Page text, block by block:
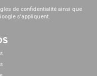
de confidentialitéainsi que
s'appliquent.